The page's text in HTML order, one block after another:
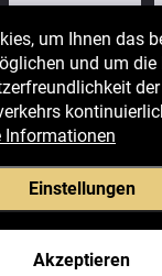
um Ihnen das
und um
Informationen
Einstellungen
Akzeptieren